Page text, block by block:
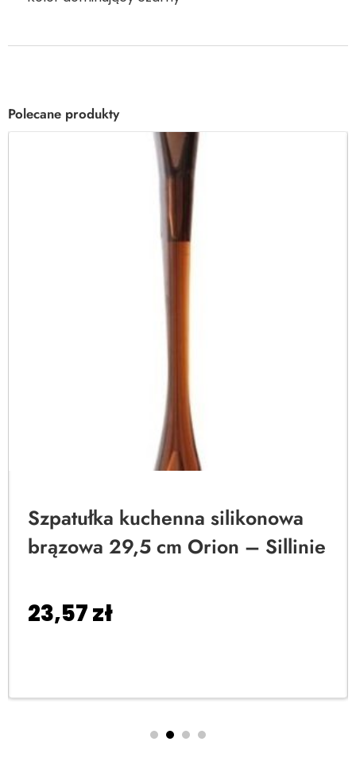
Polecane produkty
Szpatułka kuchenna silikonowa
brązowa 29,5 cm Orion – Sillinie
23,57zł